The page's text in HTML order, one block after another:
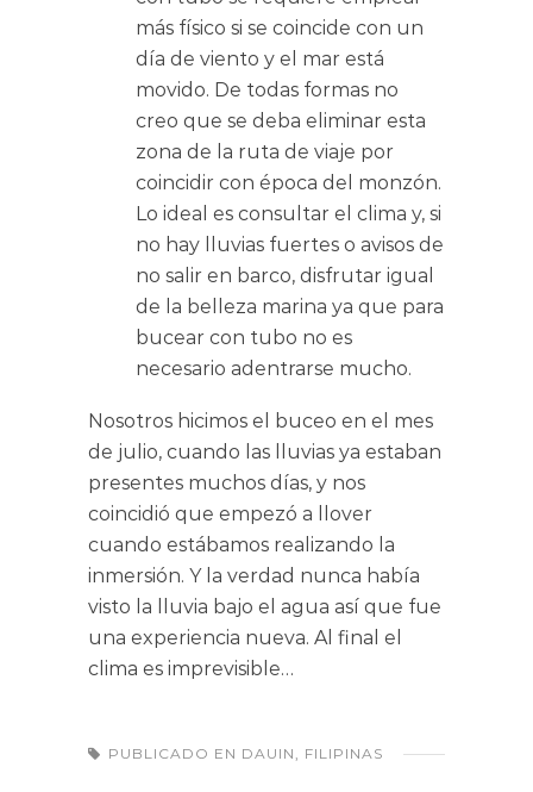
más físico si se coincide con un
día de viento y el mar está
movido. De todas formas no
creo que se deba eliminar esta
zona de la ruta de viaje por
coincidir con época del monzón.
Lo ideal es consultar el clima y, si
no hay lluvias fuertes o avisos de
no salir en barco, disfrutar igual
de la belleza marina ya que para
bucear con tubo no es
necesario adentrarse mucho.
Nosotros hicimos el buceo en el mes
de julio, cuando las lluvias ya estaban
presentes muchos días, y nos
coincidió que empezó a llover
cuando estábamos realizando la
inmersión. Y la verdad nunca había
visto la lluvia bajo el agua así que fue
una experiencia nueva. Al final el
clima es imprevisible…
PUBLICADO EN DAUIN FILIPINAS